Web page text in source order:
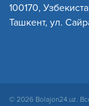
100170,
Ташкент, ул.
© 2026 Bolajon24.uz.